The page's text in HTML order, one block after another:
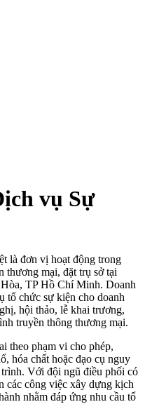
vụ Sự
là đơn vị hoạt động trong
thương mại, đặt trụ sở tại
TP Hồ Chí Minh. Doanh
tổ chức sự kiện cho doanh
hội thảo, lễ khai trương,
truyền thông thương mại.
theo phạm vi cho phép,
hóa chất hoặc đạo cụ nguy
Với đội ngũ điều phối có
các công việc xây dựng kịch
nhằm đáp ứng nhu cầu tổ